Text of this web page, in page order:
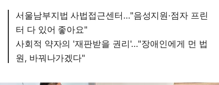
서울남부지법 사법접근센터…"음성지원·점자 프린
터 다 있어 좋아요"
사회적 약자의 '재판받을 권리'…"장애인에게 먼 법
원, 바꿔나가겠다"